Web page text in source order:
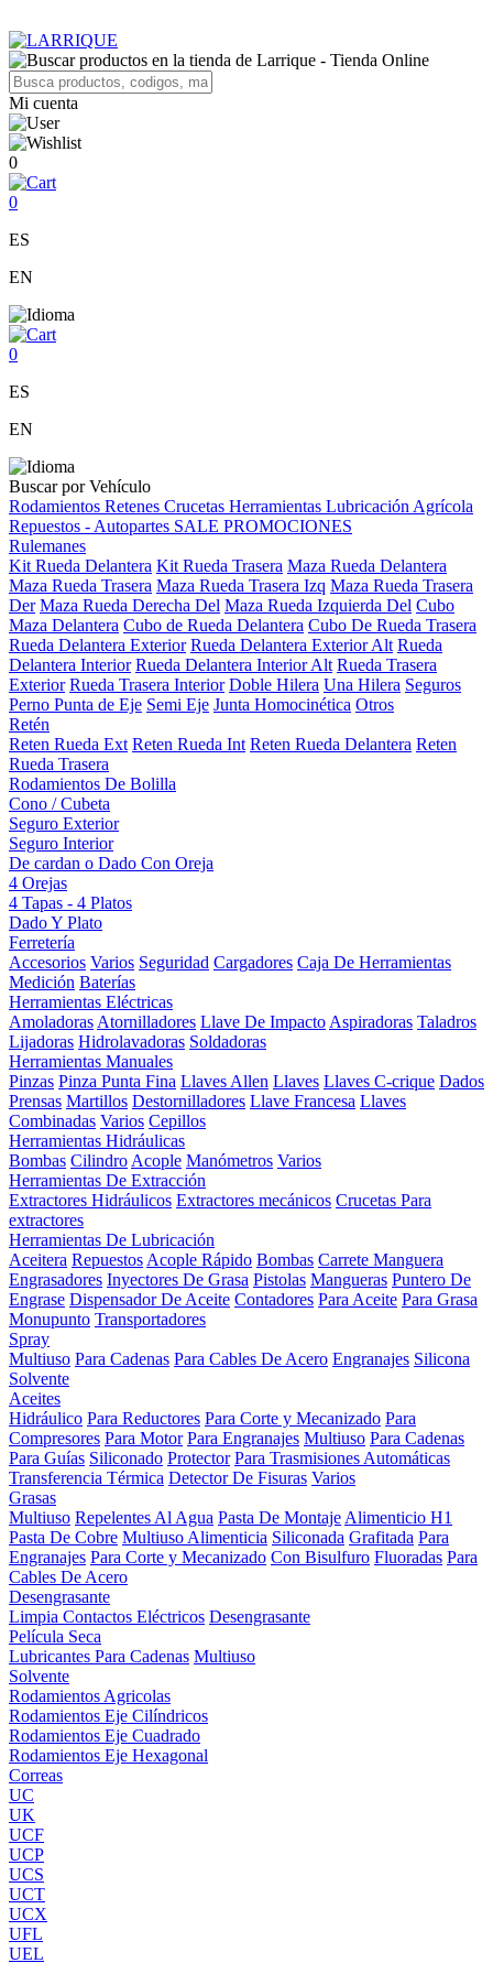
Mi cuenta
0
0
ES
EN
0
ES
EN
Buscar por Vehículo
Rodamientos Retenes Crucetas Herramientas Lubricación Agrícola
Repuestos - Autopartes SALE PROMOCIONES
Rulemanes
Kit Rueda Delantera Kit Rueda Trasera Maza Rueda Delantera
Maza Rueda Trasera Maza Rueda Trasera Izq Maza Rueda Trasera
Der Maza Rueda Derecha Del Maza Rueda Izquierda Del Cubo
Maza Delantera Cubo de Rueda Delantera Cubo De Rueda Trasera
Rueda Delantera Exterior Rueda Delantera Exterior Alt Rueda
Delantera Interior Rueda Delantera Interior Alt Rueda Trasera
Exterior Rueda Trasera Interior Doble Hilera Una Hilera Seguros
Perno Punta de Eje Semi Eje Junta Homocinética Otros
Retén
Reten Rueda Ext Reten Rueda Int Reten Rueda Delantera Reten
Rueda Trasera
Rodamientos De Bolilla
Cono / Cubeta
Seguro Exterior
Seguro Interior
De cardan o Dado Con Oreja
4 Orejas
4 Tapas - 4 Platos
Dado Y Plato
Ferretería
Accesorios Varios Seguridad Cargadores Caja De Herramientas
Medición Baterías
Herramientas Eléctricas
Amoladoras Atornilladores Llave De Impacto Aspiradoras Taladros
Lijadoras Hidrolavadoras Soldadoras
Herramientas Manuales
Pinzas Pinza Punta Fina Llaves Allen Llaves Llaves C-crique Dados
Prensas Martillos Destornilladores Llave Francesa Llaves
Combinadas Varios Cepillos
Herramientas Hidráulicas
Bombas Cilindro Acople Manómetros Varios
Herramientas De Extracción
Extractores Hidráulicos Extractores mecánicos Crucetas Para
extractores
Herramientas De Lubricación
Aceitera Repuestos Acople Rápido Bombas Carrete Manguera
Engrasadores Inyectores De Grasa Pistolas Mangueras Puntero De
Engrase Dispensador De Aceite Contadores Para Aceite Para Grasa
Monupunto Transportadores
Spray
Multiuso Para Cadenas Para Cables De Acero Engranajes Silicona
Solvente
Aceites
Hidráulico Para Reductores Para Corte y Mecanizado Para
Compresores Para Motor Para Engranajes Multiuso Para Cadenas
Para Guías Siliconado Protector Para Trasmisiones Automáticas
Transferencia Térmica Detector De Fisuras Varios
Grasas
Multiuso Repelentes Al Agua Pasta De Montaje Alimenticio H1
Pasta De Cobre Multiuso Alimenticia Siliconada Grafitada Para
Engranajes Para Corte y Mecanizado Con Bisulfuro Fluoradas Para
Cables De Acero
Desengrasante
Limpia Contactos Eléctricos Desengrasante
Película Seca
Lubricantes Para Cadenas Multiuso
Solvente
Rodamientos Agricolas
Rodamientos Eje Cilíndricos
Rodamientos Eje Cuadrado
Rodamientos Eje Hexagonal
Correas
UC
UK
UCF
UCP
UCS
UCT
UCX
UFL
UEL